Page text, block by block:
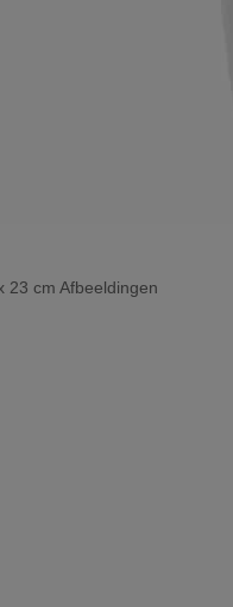
23 cm Afbeeldingen